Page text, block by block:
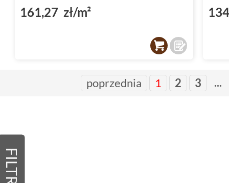
FILTRY
161,27 zł/m²
poprzednia 1 2 3 ...